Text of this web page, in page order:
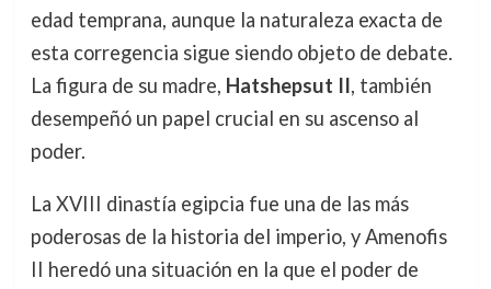
edad temprana, aunque la naturaleza exacta de
esta corregencia sigue siendo objeto de debate.
La figura de su madre, Hatshepsut II, también
desempeñó un papel crucial en su ascenso al
poder.
La XVIII dinastía egipcia fue una de las más
poderosas de la historia del imperio, y Amenofis
II heredó una situación en la que el poder de